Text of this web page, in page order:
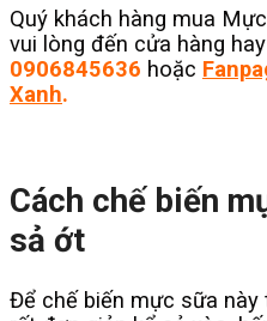
Quý khách hàng mua
vui lòng đến cửa hàng
0906845636 hoặc
Xanh.
Cách chế biến
sả ớt
Để chế biến mực sữa